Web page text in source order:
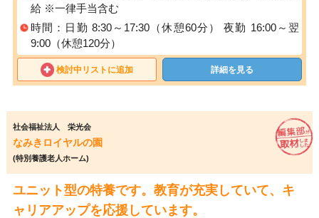
給 ※一律手当含む
時間：日勤 8:30～17:30（休憩60分） 夜勤 16:00～翌
9:00（休憩120分）
検討中リストに追加 詳細を見る
社会福祉法人 栄光会
なみきロイヤルの園
(特別養護老人ホーム)
ユニット型の特養です。教育が充実していて、キ
ャリアアップを応援しています。